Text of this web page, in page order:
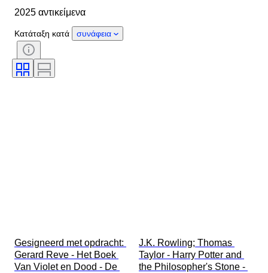
Κατάσταση
Θέμα
Τεχνική
Υπογραφή
Έκδοση
Σειρά
2025 αντικείμενα
Κατάταξη κατά συνάφεια
Gesigneerd met opdracht:
Gerard Reve - Het Boek
Van Violet en Dood - De
J.K. Rowling; Thomas
Taylor - Harry Potter and
the Philosopher's Stone -